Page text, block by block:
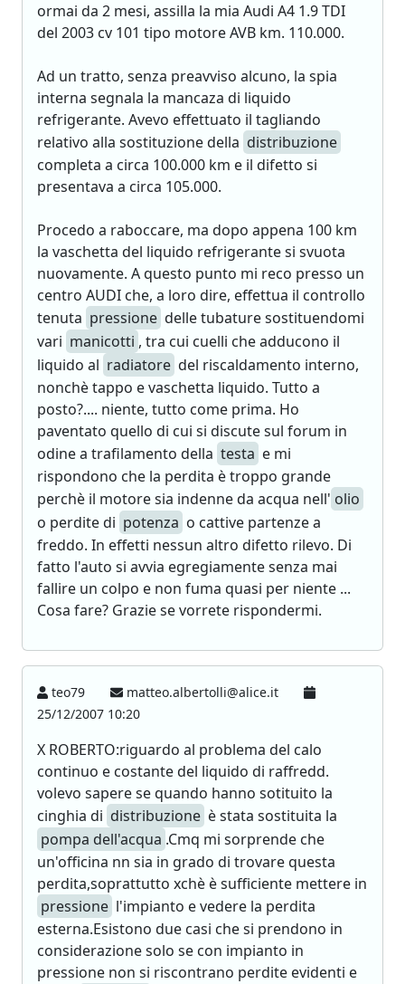
ormai da 2 mesi, assilla la mia Audi A4 1.9 TDI
del 2003 cv 101 tipo motore AVB km. 110.000.
Ad un tratto, senza preavviso alcuno, la spia
interna segnala la mancaza di liquido
refrigerante. Avevo effettuato il tagliando
relativo alla sostituzione della distribuzione
completa a circa 100.000 km e il difetto si
presentava a circa 105.000.
Procedo a raboccare, ma dopo appena 100 km
la vaschetta del liquido refrigerante si svuota
nuovamente. A questo punto mi reco presso un
centro AUDI che, a loro dire, effettua il controllo
tenuta pressione delle tubature sostituendomi
vari manicotti , tra cui cuelli che adducono il
liquido al radiatore del riscaldamento interno,
nonchè tappo e vaschetta liquido. Tutto a
posto?.... niente, tutto come prima. Ho
paventato quello di cui si discute sul forum in
odine a trafilamento della testa e mi
rispondono che la perdita è troppo grande
perchè il motore sia indenne da acqua nell' olio
o perdite di potenza o cattive partenze a
freddo. In effetti nessun altro difetto rilevo. Di
fatto l'auto si avvia egregiamente senza mai
fallire un colpo e non fuma quasi per niente ...
Cosa fare? Grazie se vorrete rispondermi.
teo79
matteo.albertolli@alice.it
25/12/2007 10:20
X ROBERTO:riguardo al problema del calo
continuo e costante del liquido di raffredd.
volevo sapere se quando hanno sotituito la
cinghia di distribuzione è stata sostituita la
pompa dell'acqua .Cmq mi sorprende che
un'officina nn sia in grado di trovare questa
perdita,soprattutto xchè è sufficiente mettere in
pressione l'impianto e vedere la perdita
esterna.Esistono due casi che si prendono in
considerazione solo se con impianto in
pressione non si riscontrano perdite evidenti e